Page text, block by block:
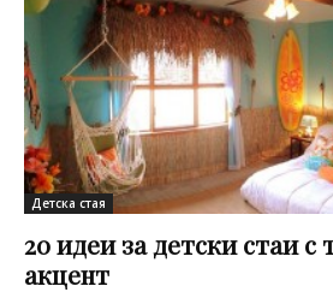
Детска стая
20 идеи за детски стаи с
акцент